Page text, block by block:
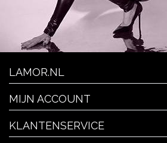
LAMOR.NL
MIJN ACCOUNT
KLANTENSERVICE